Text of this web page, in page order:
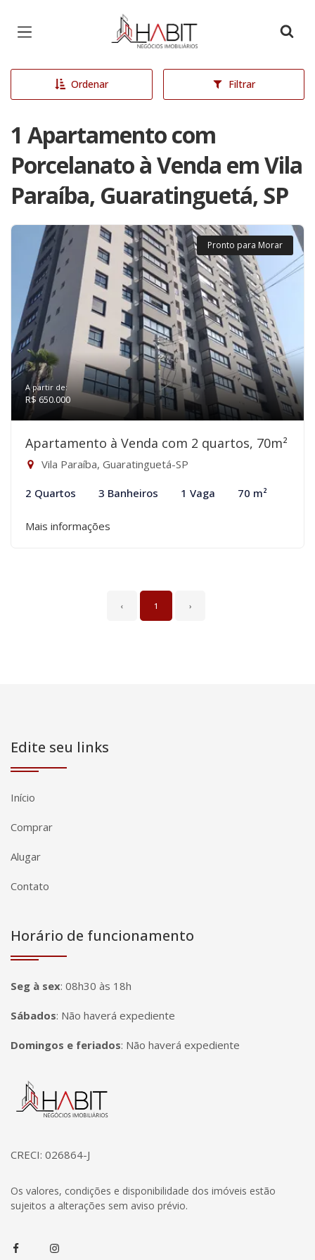
Página inicial
Ordenar Filtrar
1 Apartamento com
Porcelanato à Venda em Vila
Paraíba, Guaratinguetá, SP
Pronto para Morar
A partir de:
R$ 650.000
Apartamento à Venda com 2 quartos, 70m²
Vila Paraíba, Guaratinguetá-SP
2 Quartos 3 Banheiros 1 Vaga 70 m²
Mais informações
‹ 1 ›
Edite seu links
Início
Comprar
Alugar
Contato
Horário de funcionamento
Seg à sex: 08h30 às 18h
Sábados: Não haverá expediente
Domingos e feriados: Não haverá expediente
Página inicial
CRECI: 026864-J
Os valores, condições e disponibilidade dos imóveis estão
sujeitos a alterações sem aviso prévio.
FacebookInstagram